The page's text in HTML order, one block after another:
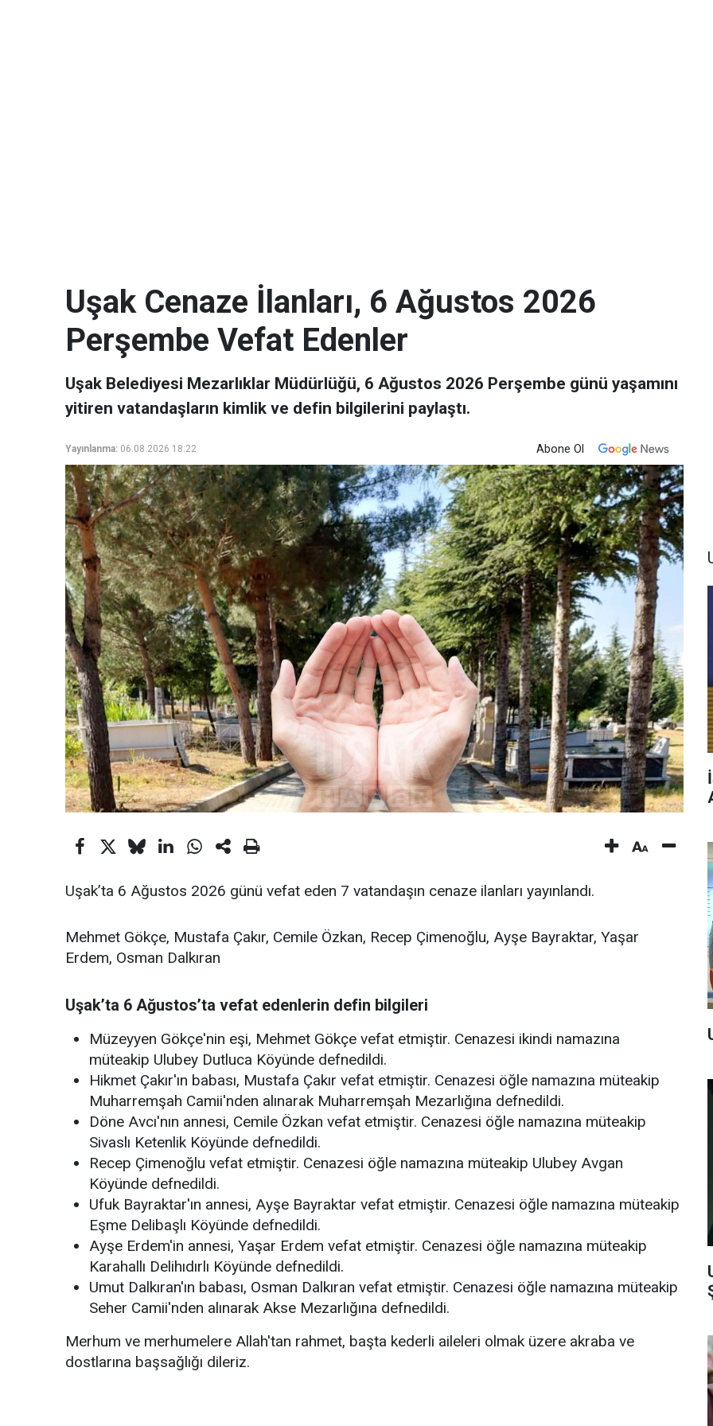
Uşak Cenaze İlanları, 6 Ağustos 2026
Perşembe Vefat Edenler
Uşak Belediyesi Mezarlıklar Müdürlüğü, 6 Ağustos 2026 Perşembe günü yaşamını
yitiren vatandaşların kimlik ve defin bilgilerini paylaştı.
Yayınlanma: 06.08.2026 18:22 Abone Ol
Uşak’ta 6 Ağustos 2026 günü vefat eden 7 vatandaşın cenaze ilanları yayınlandı.
Mehmet Gökçe, Mustafa Çakır, Cemile Özkan, Recep Çimenoğlu, Ayşe Bayraktar, Yaşar
Erdem, Osman Dalkıran
Uşak’ta 6 Ağustos’ta vefat edenlerin defin bilgileri
Müzeyyen Gökçe'nin eşi, Mehmet Gökçe vefat etmiştir. Cenazesi ikindi namazına
müteakip Ulubey Dutluca Köyünde defnedildi.
Hikmet Çakır'ın babası, Mustafa Çakır vefat etmiştir. Cenazesi öğle namazına müteakip
Muharremşah Camii'nden alınarak Muharremşah Mezarlığına defnedildi.
Döne Avcı'nın annesi, Cemile Özkan vefat etmiştir. Cenazesi öğle namazına müteakip
Sivaslı Ketenlik Köyünde defnedildi.
Recep Çimenoğlu vefat etmiştir. Cenazesi öğle namazına müteakip Ulubey Avgan
Köyünde defnedildi.
Ufuk Bayraktar'ın annesi, Ayşe Bayraktar vefat etmiştir. Cenazesi öğle namazına müteakip
Eşme Delibaşlı Köyünde defnedildi.
Ayşe Erdem'in annesi, Yaşar Erdem vefat etmiştir. Cenazesi öğle namazına müteakip
Karahallı Delihıdırlı Köyünde defnedildi.
Umut Dalkıran'ın babası, Osman Dalkıran vefat etmiştir. Cenazesi öğle namazına müteakip
Seher Camii'nden alınarak Akse Mezarlığına defnedildi.
Merhum ve merhumelere Allah'tan rahmet, başta kederli aileleri olmak üzere akraba ve
dostlarına başsağlığı dileriz.